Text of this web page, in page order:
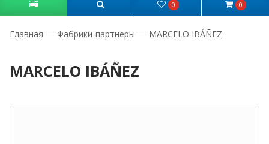
0 0
Главная — Фабрики-партнеры — MARCELO IBÁÑEZ
MARCELO IBÁÑEZ